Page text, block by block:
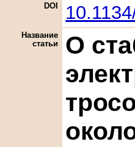
DOI
Название
статьи
О